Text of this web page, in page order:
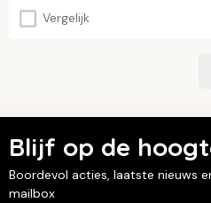
Vergelijk
Blijf op de
Boordevol acties, laatste nieuws
mailbox